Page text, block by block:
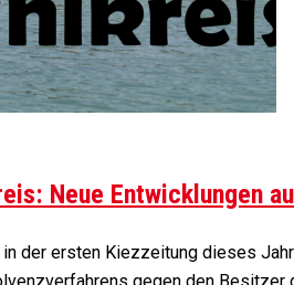
Neue Entwicklungen
der ersten Kiezzeitung dieses